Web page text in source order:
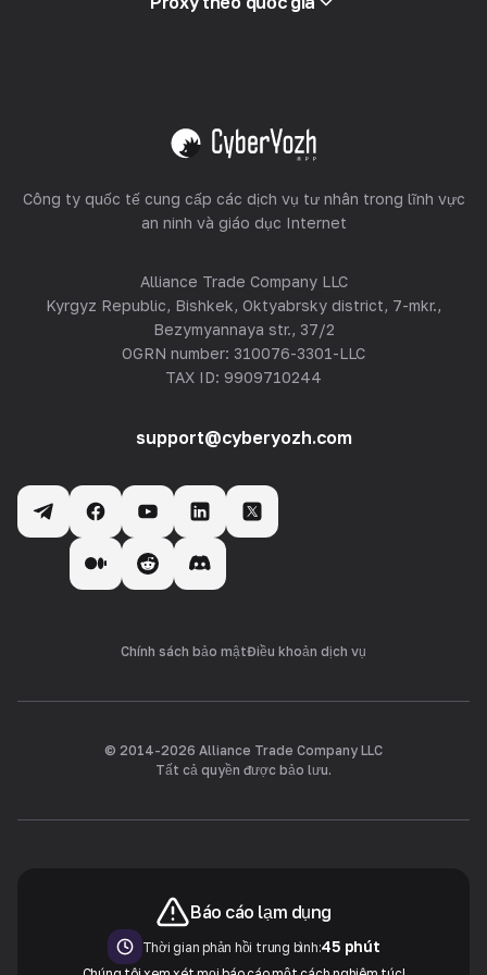
Bán lại
Xem tất cả
Công ty quốc tế cung cấp các dịch vụ tư nhân trong lĩnh vực
an ninh và giáo dục Internet
Alliance Trade Company LLC
Kyrgyz Republic, Bishkek, Oktyabrsky district, 7-mkr.,
Bezymyannaya str., 37/2
OGRN number: 310076-3301-LLC
TAX ID: 9909710244
support@cyberyozh.com
Chính sách bảo mậtĐiều khoản dịch vụ
© 2014-2026 Alliance Trade Company LLC
Tất cả quyền được bảo lưu.
Báo cáo lạm dụng
Thời gian phản hồi trung bình:45 phút